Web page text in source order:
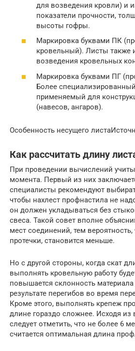
для возведения кровли) и
показатели прочности,
высоты гофры.
Маркировка буквами ПК
кровельный). Листы также
возведения кровельных
Маркировка буквами ПГ
Более
применяемый для
(навесов, ангаров).
Особенность несущего
Как рассчитать длину
При проведении вычислений
момента. Первый из них
специалисты рекомендуют
чтобы нахлест профнастила не
он должен укладываться без
свеса. Такой совет вполне
мест соединений, тем вероятность,
протечки, становится меньше.
Но с другой стороны, когда скат
выполнять кровельную работу
повышается склонность
результате перегибов во время
Кроме этого, выполнять крепеж
длине гораздо сложнее. Исходя из
следует отметить, что не более 6
считается оптимальная длина